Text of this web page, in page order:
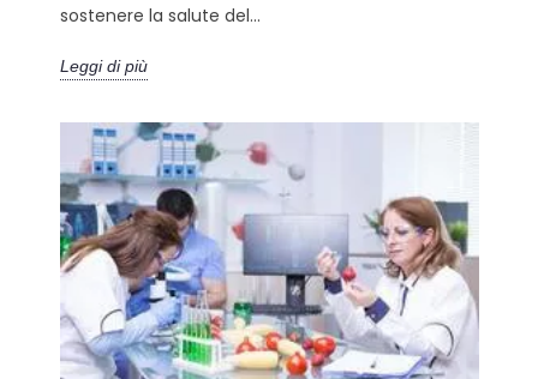
sostenere la salute del...
Leggi di più